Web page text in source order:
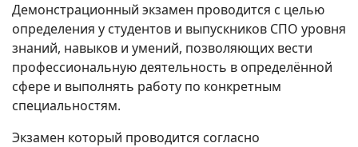
Демонстрационный экзамен проводится с целью
определения у студентов и выпускников СПО уровня
знаний, навыков и умений, позволяющих вести
профессиональную деятельность в определённой
сфере и выполнять работу по конкретным
специальностям.
Экзамен который проводится согласно